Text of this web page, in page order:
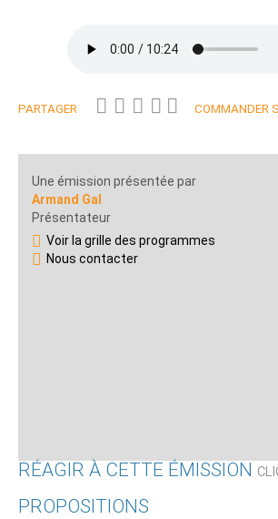
PARTAGER COMMANDER
Une émission présentée par
Armand Gal
Présentateur
Voir la grille des programmes
Nous contacter
RÉAGIR À CETTE ÉMISSION
PROPOSITIONS